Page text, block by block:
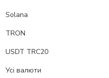
Solana
TRON
USDT TRC20
Усі валюти